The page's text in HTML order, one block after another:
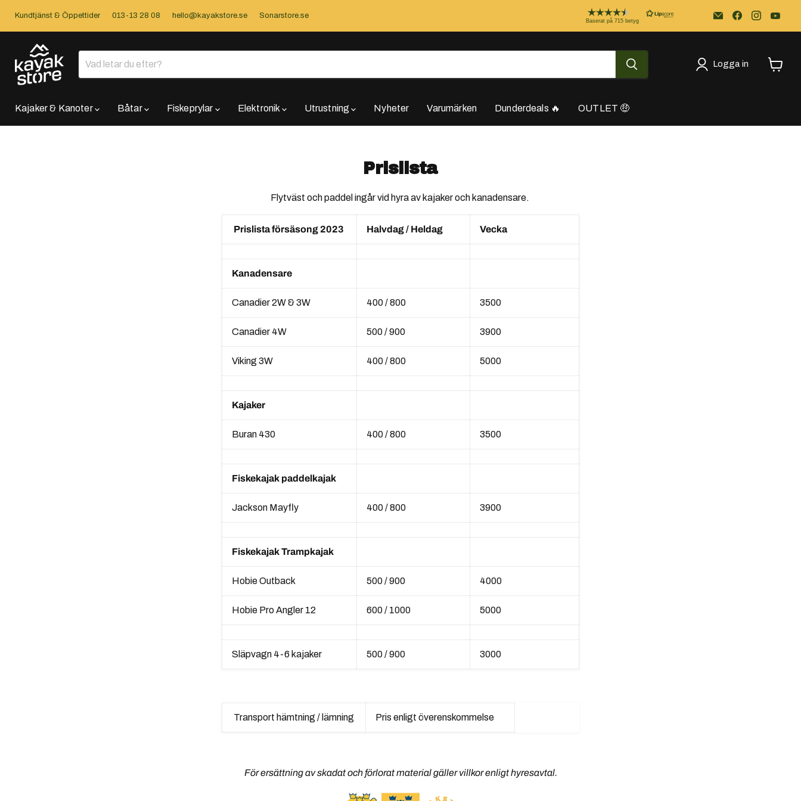
Kundtjänst & Öppettider 013-13 28 08 hello@kayakstore.se Sonarstore.se
Baserat på 715 betyg
Email
Kayakstore.se
Logga in
Kajaker & Kanoter Båtar Fiskeprylar Elektronik Utrustning Nyheter Varumärken Dunderdeals 🔥 OUTLET 🤑
Prislista
Flytväst och paddel ingår vid hyra av kajaker och kanadensare.
Prislista försäsong 2023 Halvdag / Heldag Vecka
Kanadensare
Canadier 2W & 3W 400 / 800 3500
Canadier 4W 500 / 900 3900
Viking 3W 400 / 800 5000
Kajaker
Buran 430 400 / 800 3500
Fiskekajak paddelkajak
Jackson Mayfly 400 / 800 3900
Fiskekajak Trampkajak
Hobie Outback 500 / 900 4000
Hobie Pro Angler 12 600 / 1000 5000
Släpvagn 4-6 kajaker 500 / 900 3000
Transport hämtning / lämning Pris enligt överenskommelse
För ersättning av skadat och förlorat material gäller villkor enligt hyresavtal.